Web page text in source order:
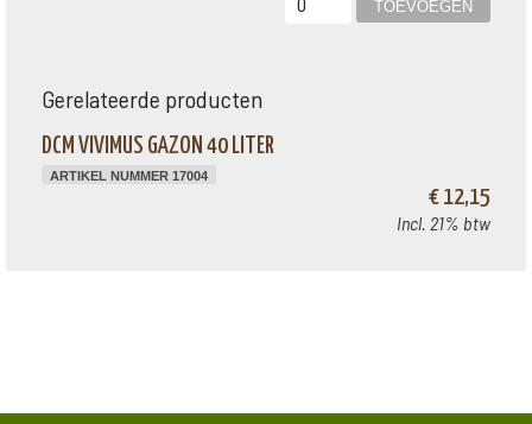
Gerelateerde producten
DCM VIVIMUS GAZON 40 LITER
ARTIKEL NUMMER 17004
€ 12,15
Incl. 21% btw